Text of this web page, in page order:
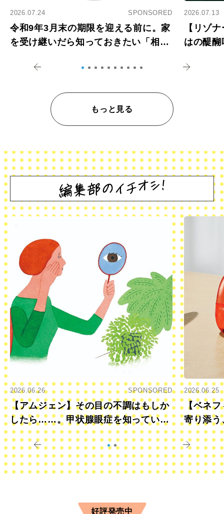
2026.07.24 SPONSORED
令和9年3月末の期限を迎える前に。家
を受け継いだら知っておきたい「相続
2026.07.13
【リゾ
はの醍
もっと見る
2026.06.26 SPONSORED
【アムジェン】その目の不調はもしか
したら……。甲状腺眼症を知っていま
すか？
2026.06.25
【ベネフ
寄り添う
きに
好評発売中